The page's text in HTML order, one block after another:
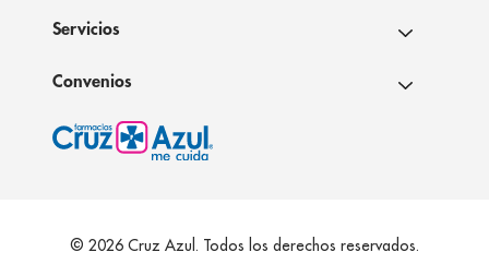
Servicios
Convenios
© 2026 Cruz Azul. Todos los derechos reservados.